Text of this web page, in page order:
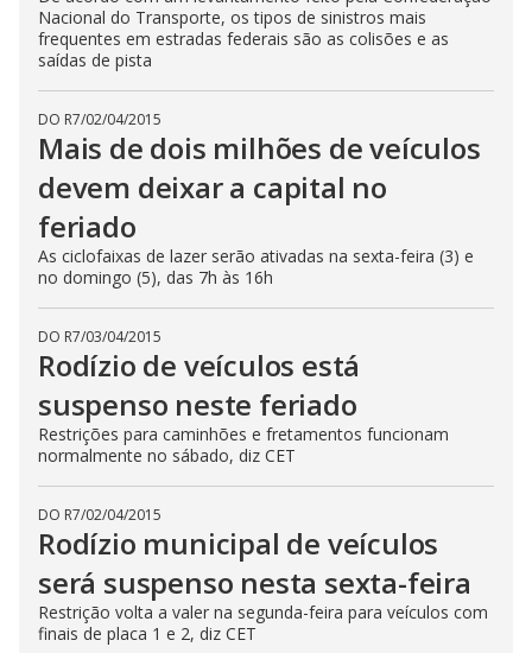
Nacional do Transporte, os tipos de sinistros mais
frequentes em estradas federais são as colisões e as
saídas de pista
DO R7/02/04/2015
Mais de dois milhões de veículos
devem deixar a capital no
feriado
As ciclofaixas de lazer serão ativadas na sexta-feira (3) e
no domingo (5), das 7h às 16h
DO R7/03/04/2015
Rodízio de veículos está
suspenso neste feriado
Restrições para caminhões e fretamentos funcionam
normalmente no sábado, diz CET
DO R7/02/04/2015
Rodízio municipal de veículos
será suspenso nesta sexta-feira
Restrição volta a valer na segunda-feira para veículos com
finais de placa 1 e 2, diz CET